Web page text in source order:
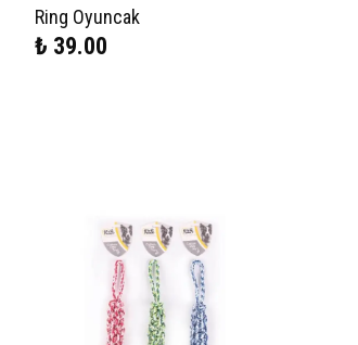
Ring Oyuncak
₺ 39.00